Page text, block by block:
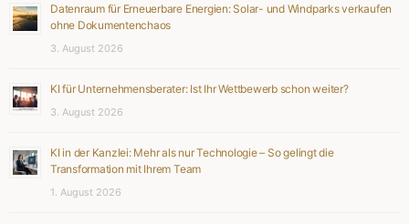
Datenraum für Erneuerbare Energien: Solar- und Windparks verkaufen
ohne Dokumentenchaos
3. August 2026
KI für Unternehmensberater: Ist Ihr Wettbewerb schon weiter?
3. August 2026
KI in der Kanzlei: Mehr als nur Technologie – So gelingt die
Transformation mit Ihrem Team
1. August 2026